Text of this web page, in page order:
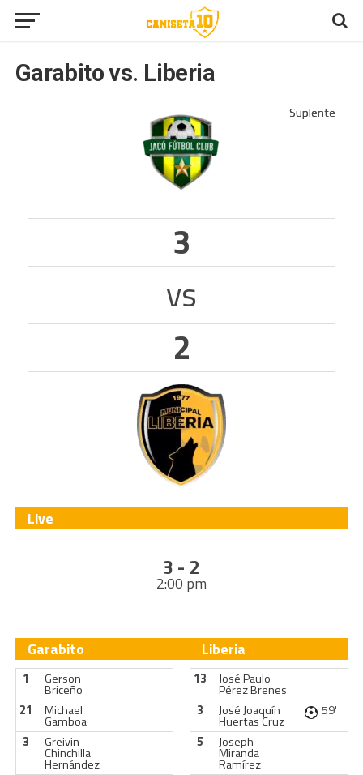
Garabito vs. Liberia
3
vs
2
Live
3 - 2
2:00 pm
Garabito
1 Gerson
Briceño
21
Michael
Gamboa
3
Greivin
Chinchilla
Hernández
Liberia
13 José Paulo
Pérez Brenes
3
José Joaquín
Huertas Cruz
59'
5
Joseph
Miranda
Ramírez